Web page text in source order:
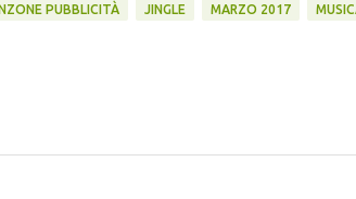
PUBBLICITÀ JINGLE MARZO 2017